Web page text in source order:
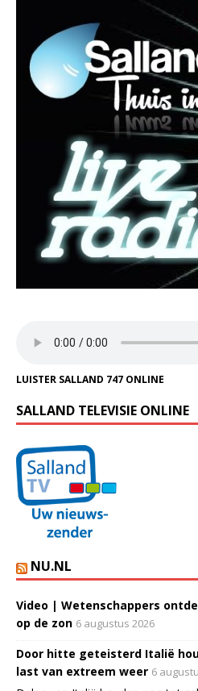
LUISTER SALLAND 747 ONLINE
SALLAND TELEVISIE ONLINE
NU.NL
Video | Wetenschappers
op de zon 6 augustus 2026
Door hitte geteisterd Italië
last van extreem weer 6